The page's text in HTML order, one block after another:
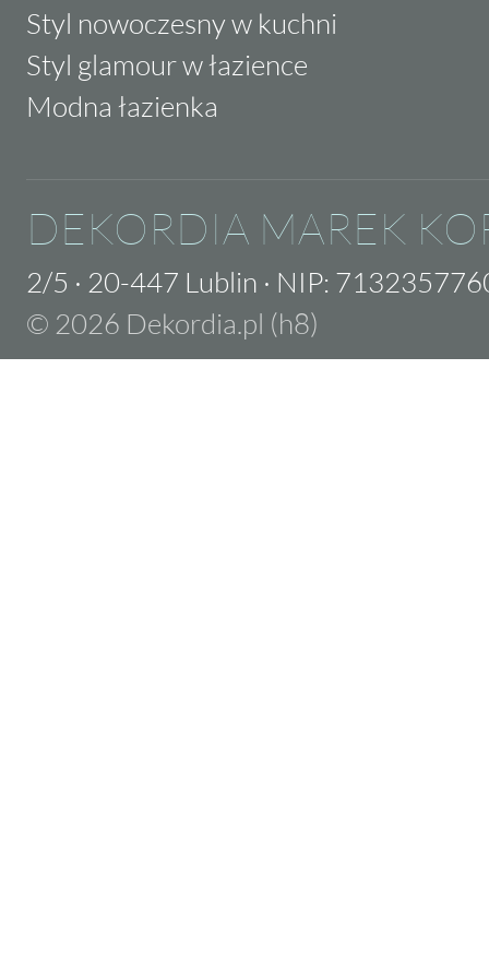
Styl nowoczesny w kuchni
Styl glamour w łazience
Modna łazienka
DEKORDIA MAREK
2/5 · 20-447 Lublin · NIP:
© 2026 Dekordia.pl (h8)